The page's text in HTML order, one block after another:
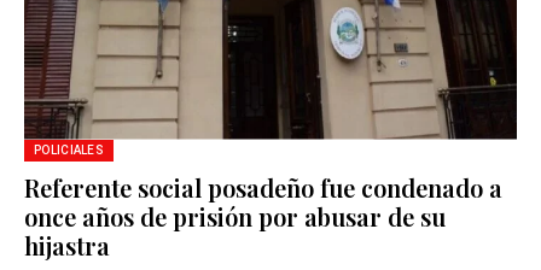
POLICIALES
Referente social posadeño fue condenado a
once años de prisión por abusar de su
hijastra